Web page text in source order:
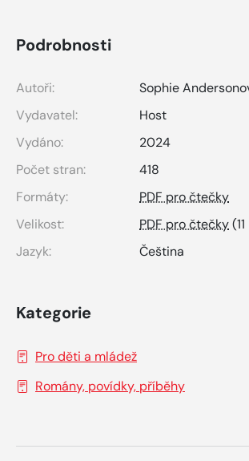
Podrobnosti
Autoři:
Sophie
Vydavatel:
Host
Vydáno:
2024
Počet stran:
418
Formáty:
PDF pro čtečky
Velikost:
PDF pro čtečky
Jazyk:
Čeština
Kategorie
Pro děti a mládež
Romány, povídky, příběhy